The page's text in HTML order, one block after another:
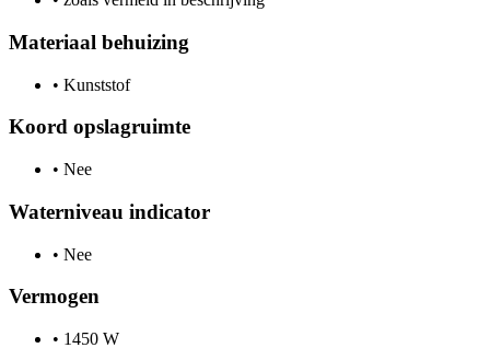
Materiaal behuizing
• Kunststof
Koord opslagruimte
• Nee
Waterniveau indicator
• Nee
Vermogen
• 1450 W